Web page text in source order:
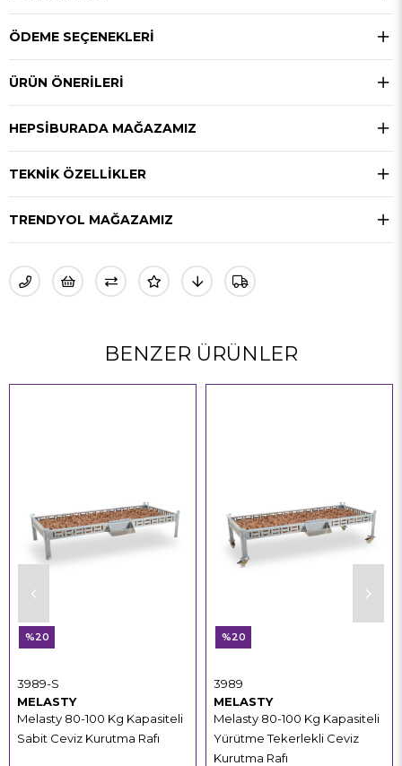
ÖDEME SEÇENEKLERI
ÜRÜN ÖNERILERI
HEPSIBURADA MAĞAZAMIZ
TEKNIK ÖZELLIKLER
TRENDYOL MAĞAZAMIZ
BENZER ÜRÜNLER
MELASTY
Melasty 80-100 Kg Kapasiteli
Sabit Ceviz Kurutma Rafı
3989-S
%20
MELASTY
Melasty 80-100 Kg Kapasiteli
Yürütme Tekerlekli Ceviz
Kurutma Rafı
3989
%20